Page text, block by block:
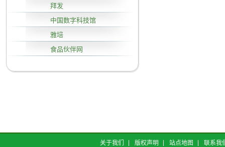
拜发
中国数字科技馆
雅培
食品伙伴网
关于我们 版权声明 站点地图 联系我